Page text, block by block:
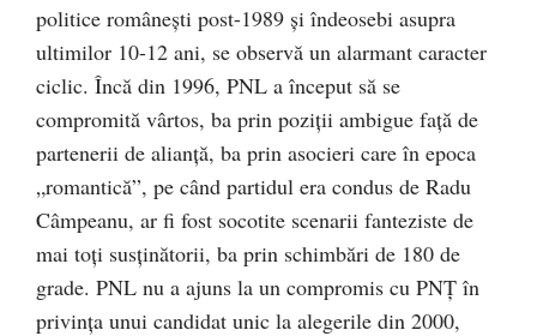
politice româneşti post-1989 şi îndeosebi asupra
ultimilor 10-12 ani, se observă un alarmant caracter
ciclic. Încă din 1996, PNL a început să se
compromită vârtos, ba prin poziţii ambigue faţă de
partenerii de alianţă, ba prin asocieri care în epoca
„romantică”, pe când partidul era condus de Radu
Câmpeanu, ar fi fost socotite scenarii fanteziste de
mai toţi susţinătorii, ba prin schimbări de 180 de
grade. PNL nu a ajuns la un compromis cu PNŢ în
privinţa unui candidat unic la alegerile din 2000,